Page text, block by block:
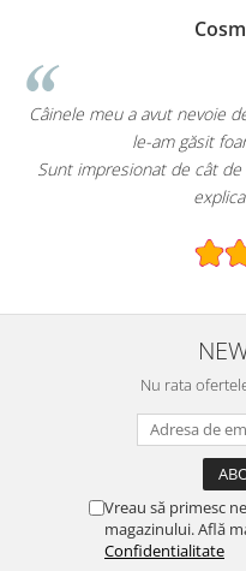
Câinele meu a avut nevoie
le-am găsit
Sunt impresionat de cât
Nu rata
Vreau să primesc
magazinului. Află
Confidentialitate